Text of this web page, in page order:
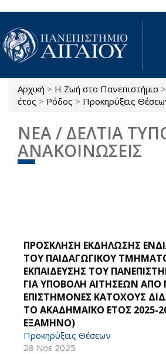
Παράκαμψη προς το κυρίως περιεχόμενο
Είστε εδώ
Αρχική > Η Ζωή στο Πανεπιστήμιο >
έτος > Ρόδος > Προκηρύξεις
ΝΕΑ / ΔΕΛΤΙΑ
ΑΝΑΚΟΙΝΩΣΕΙΣ
ΠΡΟΣΚΛΗΣΗ ΕΚΔΗΛΩΣΗΣ
ΤΟΥ ΠΑΙΔΑΓΩΓΙΚΟΥ
ΕΚΠΑΙΔΕΥΣΗΣ ΤΟΥ
ΓΙΑ ΥΠΟΒΟΛΗ ΑΙΤΗΣΕΩΝ ΑΠΟ
ΕΠΙΣΤΗΜΟΝΕΣ ΚΑΤΟΧΟΥΣ
ΤΟ ΑΚΑΔΗΜΑΪΚΟ ΕΤΟΣ 2025-
ΕΞΑΜΗΝΟ)
Προκηρύξεις Θέσεων
28 Νοε 2025